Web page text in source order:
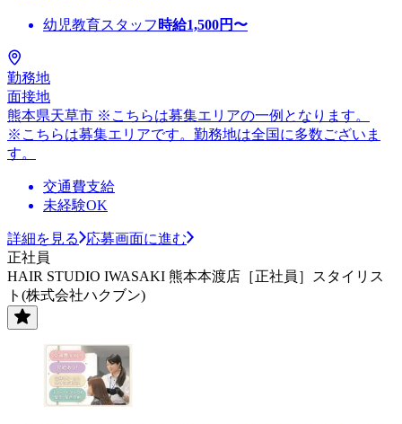
幼児教育スタッフ 時給1,500円〜
勤務地
面接地
熊本県天草市 ※こちらは募集エリアの一例となります。
※こちらは募集エリアです。勤務地は全国に多数ございま
す。
交通費支給
未経験OK
詳細を見る
応募画面に進む
正社員
HAIR STUDIO IWASAKI 熊本本渡店［正社員］スタイリス
ト(株式会社ハクブン)